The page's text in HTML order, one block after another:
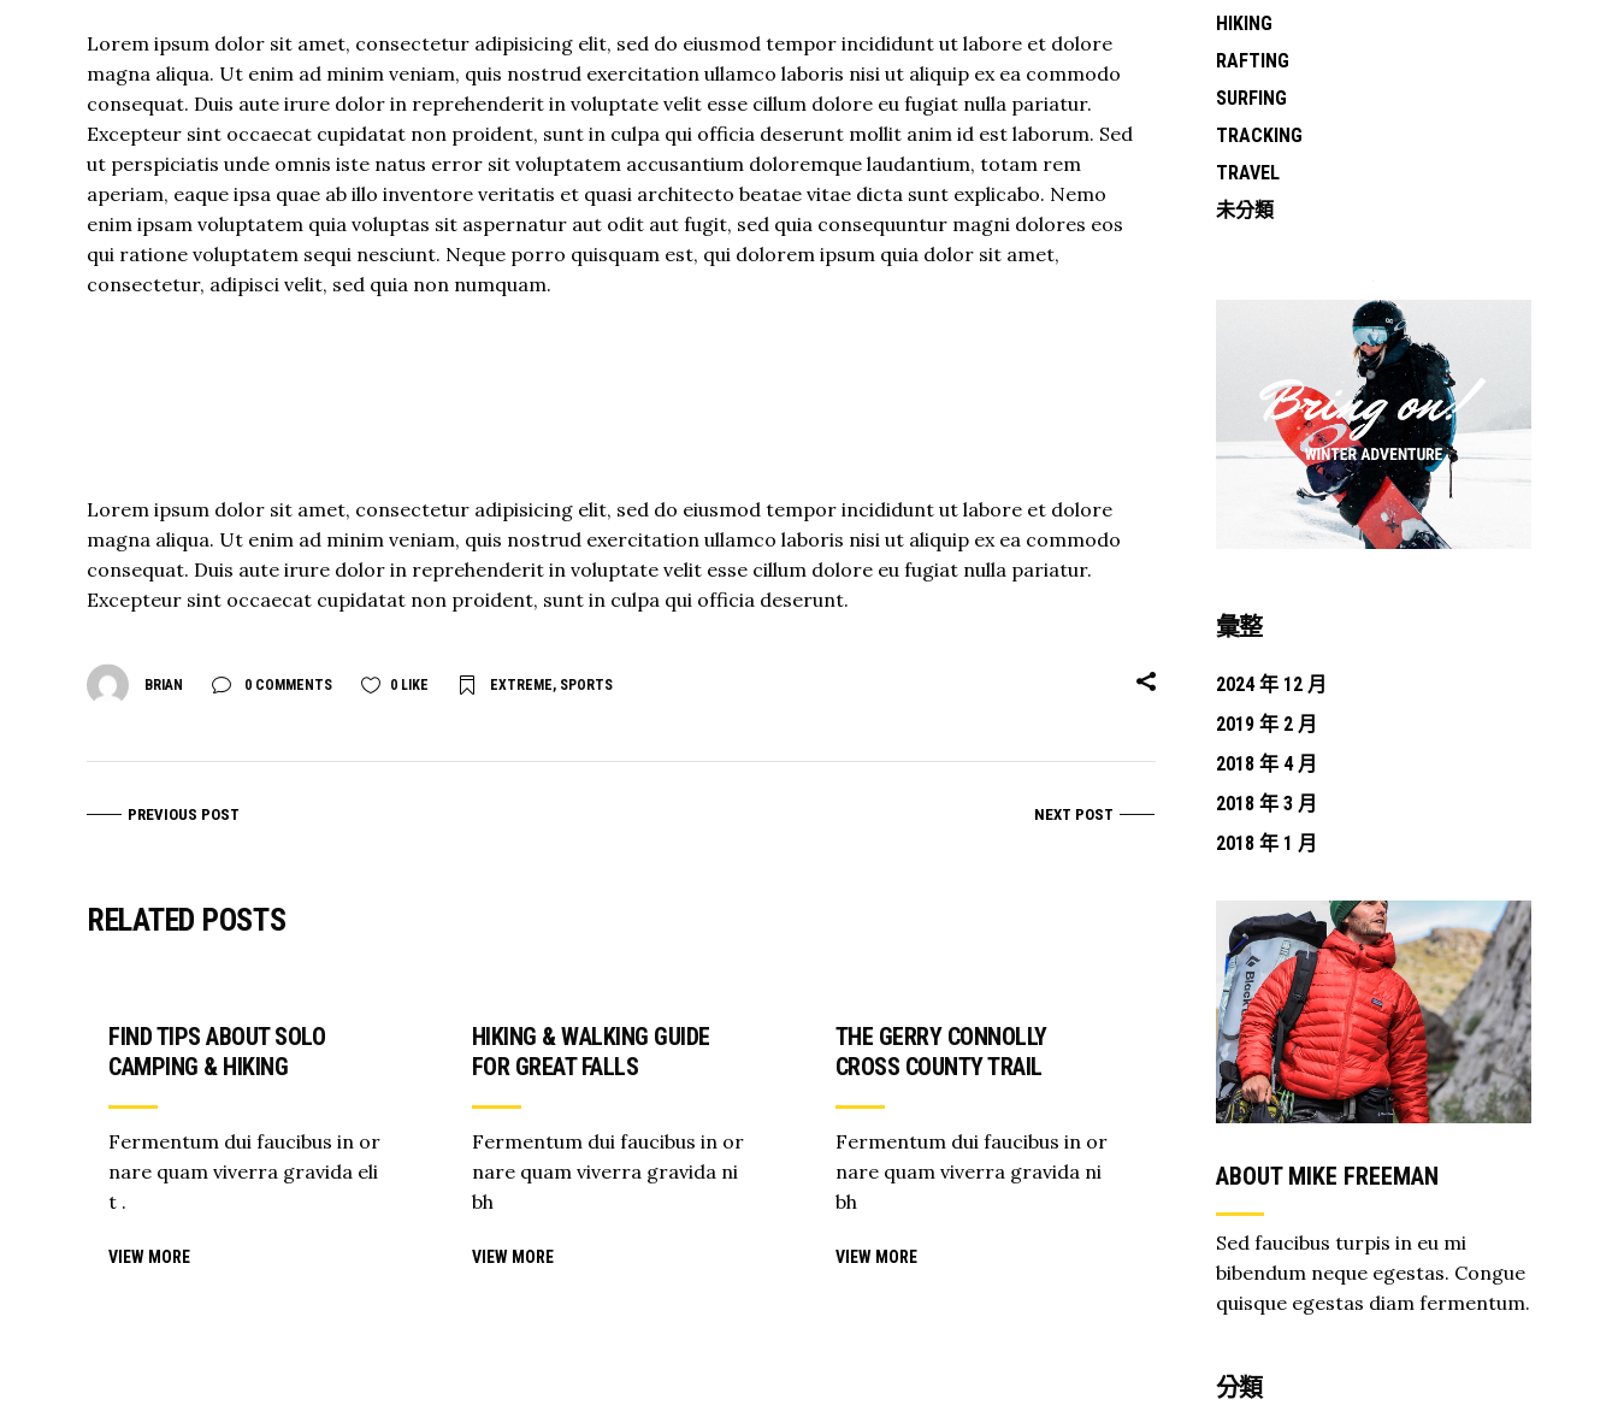
Lorem ipsum dolor sit amet, consectetur adipisicing elit, sed do eiusmod tempor incididunt ut labore et dolore
magna aliqua. Ut enim ad minim veniam, quis nostrud exercitation ullamco laboris nisi ut aliquip ex ea commodo
consequat. Duis aute irure dolor in reprehenderit in voluptate velit esse cillum dolore eu fugiat nulla pariatur.
Excepteur sint occaecat cupidatat non proident, sunt in culpa qui officia deserunt mollit anim id est laborum. Sed
ut perspiciatis unde omnis iste natus error sit voluptatem accusantium doloremque laudantium, totam rem
aperiam, eaque ipsa quae ab illo inventore veritatis et quasi architecto beatae vitae dicta sunt explicabo. Nemo
enim ipsam voluptatem quia voluptas sit aspernatur aut odit aut fugit, sed quia consequuntur magni dolores eos
qui ratione voluptatem sequi nesciunt. Neque porro quisquam est, qui dolorem ipsum quia dolor sit amet,
consectetur, adipisci velit, sed quia non numquam.
Lorem ipsum dolor sit amet, consectetur adipisicing elit, sed do eiusmod tempor incididunt ut labore et dolore
magna aliqua. Ut enim ad minim veniam, quis nostrud exercitation ullamco laboris nisi ut aliquip ex ea commodo
consequat. Duis aute irure dolor in reprehenderit in voluptate velit esse cillum dolore eu fugiat nulla pariatur.
Excepteur sint occaecat cupidatat non proident, sunt in culpa qui officia deserunt.
BRIAN 0 COMMENTS 0 LIKE EXTREME, SPORTS
PREVIOUS POST NEXT POST
RELATED POSTS
FIND TIPS ABOUT SOLO
CAMPING & HIKING
Fermentum dui faucibus in or
nare quam viverra gravida eli
t .
VIEW MORE
HIKING & WALKING GUIDE
FOR GREAT FALLS
Fermentum dui faucibus in or
nare quam viverra gravida ni
bh
VIEW MORE
THE GERRY CONNOLLY
CROSS COUNTY TRAIL
Fermentum dui faucibus in or
nare quam viverra gravida ni
bh
VIEW MORE
HIKING
RAFTING
SURFING
TRACKING
TRAVEL
未分類
彙整
2024 年 12 月
2019 年 2 月
2018 年 4 月
2018 年 3 月
2018 年 1 月
ABOUT MIKE FREEMAN
Sed faucibus turpis in eu mi
bibendum neque egestas. Congue
quisque egestas diam fermentum.
分類